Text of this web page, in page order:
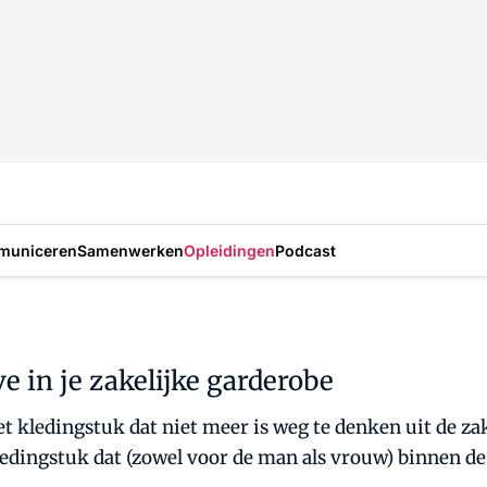
SamenwerkenOpleidingenPodcast
in je zakelijke garderobe
kledingstuk dat niet meer is weg te denken uit de
dat (zowel voor de man als vrouw) binnen